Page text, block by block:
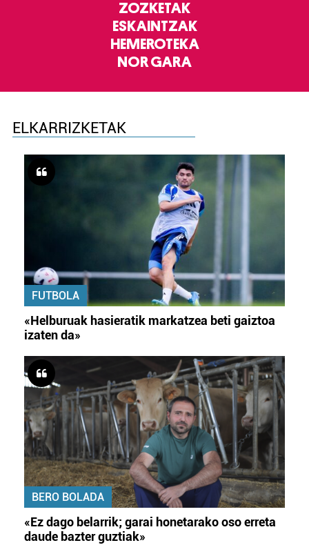
ZOZKETAK
ESKAINTZAK
HEMEROTEKA
NOR GARA
ELKARRIZKETAK
FUTBOLA
«Helburuak hasieratik markatzea beti gaiztoa
izaten da»
BERO BOLADA
«Ez dago belarrik; garai honetarako oso erreta
daude bazter guztiak»